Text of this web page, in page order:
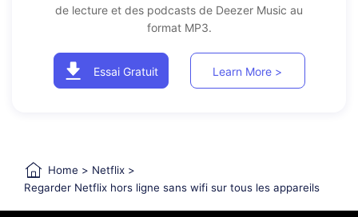
de lecture et des podcasts de Deezer Music au
format MP3.
Essai Gratuit Learn More >
Home > Netflix >
Regarder Netflix hors ligne sans wifi sur tous les appareils